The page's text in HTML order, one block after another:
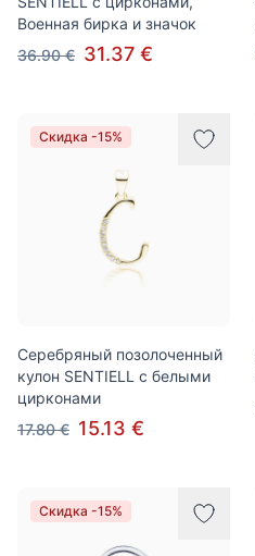
Военная бирка и значок
36.90 € 31.37 €
Скидка -15%
Серебряный позолоченный
кулон SENTIELL с белыми
цирконами
17.80 € 15.13 €
Скидка -15%